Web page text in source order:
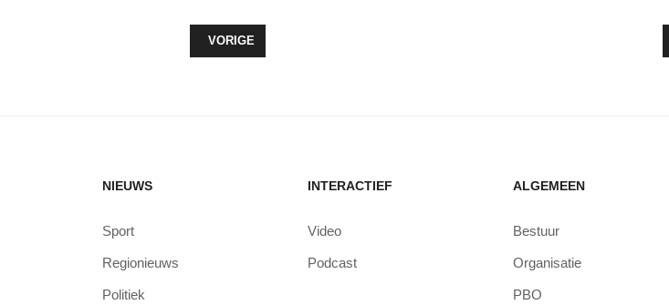
VORIG ARTIKEL: DE INVLOED VAN ALCOHOL
VORIGE
NIEUWS
Sport
Regionieuws
Politiek
INTERACTIEF
Video
Podcast
ALGEMEEN
Bestuur
Organisatie
PBO